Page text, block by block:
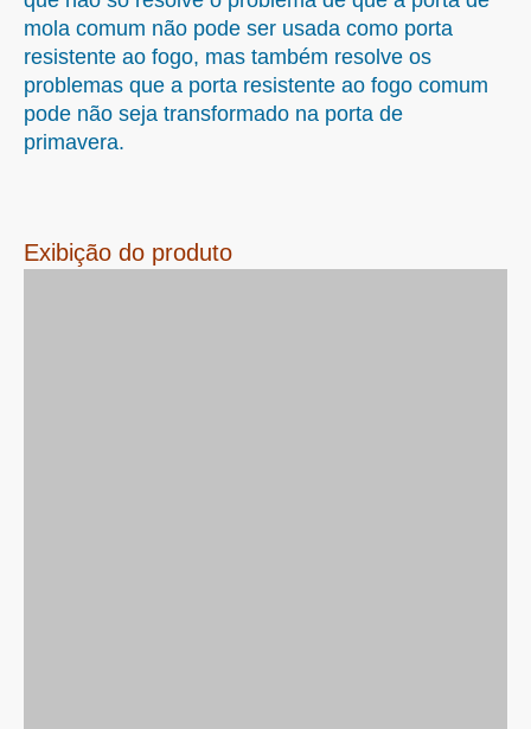
mola comum não pode ser usada como porta
resistente ao fogo, mas também resolve os
problemas que a porta resistente ao fogo comum
pode não seja transformado na porta de
primavera.
Exibição do produto